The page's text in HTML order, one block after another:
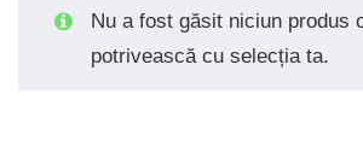
Nu a fost găsit niciun produs
potrivească cu selecția ta.